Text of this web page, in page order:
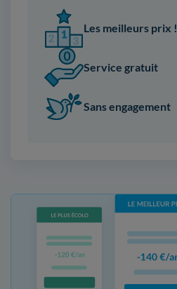
Les meilleurs prix !
Service gratuit
Sans engagement